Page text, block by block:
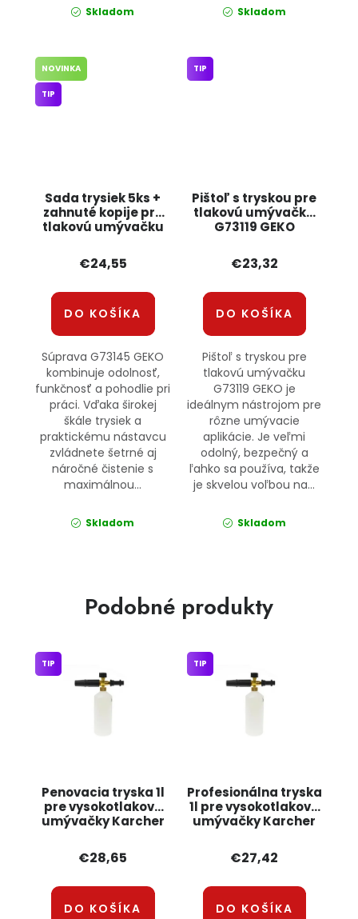
Skladom Skladom
Sada trysiek 5ks +
zahnuté kopije pre
tlakovú umývačku
NOVINKA
TIP
€24,55
DO KOŠÍKA
Súprava G73145 GEKO
kombinuje odolnosť,
funkčnosť a pohodlie pri
práci. Vďaka širokej
škále trysiek a
praktickému nástavcu
zvládnete šetrné aj
náročné čistenie s
maximálnou...
Skladom
Pištoľ s tryskou pre
tlakovú umývačku
G73119 GEKO
TIP
€23,32
DO KOŠÍKA
Pištoľ s tryskou pre
tlakovú umývačku
G73119 GEKO je
ideálnym nástrojom pre
rôzne umývacie
aplikácie. Je veľmi
odolný, bezpečný a
ľahko sa používa, takže
je skvelou voľbou na...
Skladom
Podobné produkty
Penovacia tryska 1l
pre vysokotlakové
umývačky Karcher
TIP
€28,65
DO KOŠÍKA
Profesionálna tryska
1l pre vysokotlakové
umývačky Karcher
GEKO
TIP
€27,42
DO KOŠÍKA